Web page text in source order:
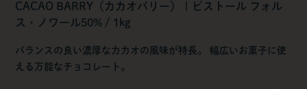
CACAO BARRY（カカオバリー） | ピストール フォル
ス・ノワール50% / 1kg
バランスの良い濃厚なカカオの風味が特長。 幅広いお菓子に使
える万能なチョコレート。